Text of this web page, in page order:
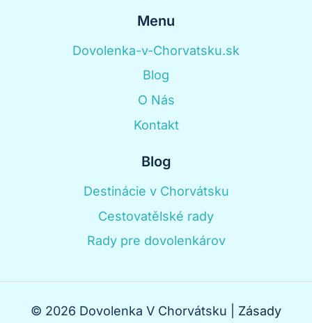
Menu
Dovolenka-v-Chorvatsku.sk
Blog
O Nás
Kontakt
Blog
Destinácie v Chorvátsku
Cestovatělské rady
Rady pre dovolenkárov
© 2026 Dovolenka V Chorvátsku | Zásady